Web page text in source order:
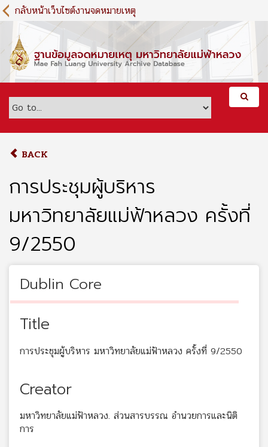
S
k
m
c
กลับหน้าเว็บไซต์งานจดหมายเหตุ
BACK
การประชุมผู้บริหาร
มหาวิทยาลัยแม่ฟ้าหลวง ครั้งที่
9/2550
Dublin Core
Title
การประชุมผู้บริหาร มหาวิทยาลัยแม่ฟ้าหลวง ครั้งที่ 9/2550
Creator
มหาวิทยาลัยแม่ฟ้าหลวง. ส่วนสารบรรณ อำนวยการและนิติ
การ